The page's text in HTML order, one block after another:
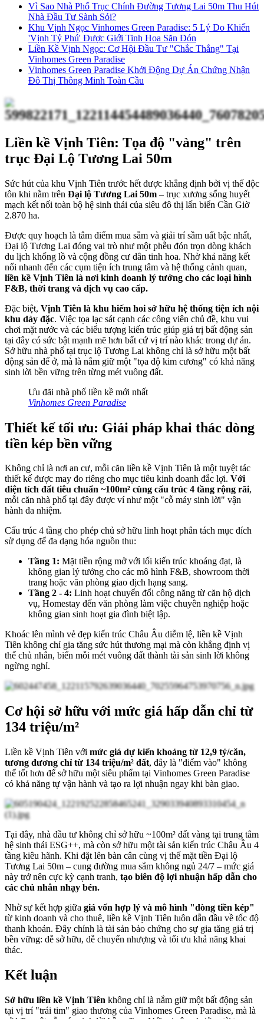
Vì Sao Nhà Phố Trục Chính Đường Tương Lai 50m Thu Hút
Nhà Đầu Tư Sành Sỏi?
Khu Vịnh Ngọc Vinhomes Green Paradise: 5 Lý Do Khiến
'Vịnh Tỷ Phú' Được Giới Tinh Hoa Săn Đón
Liền Kề Vịnh Ngọc: Cơ Hội Đầu Tư "Chắc Thắng" Tại
Vinhomes Green Paradise
Vinhomes Green Paradise Khởi Động Dự Án Chứng Nhận
Đô Thị Thông Minh Toàn Cầu
Liền kề Vịnh Tiên: Tọa độ "vàng" trên
trục Đại Lộ Tương Lai 50m
Sức hút của khu Vịnh Tiên trước hết được khẳng định bởi vị thế độc
tôn khi nằm trên Đại lộ Tương Lai 50m – trục xương sống huyết
mạch kết nối toàn bộ hệ sinh thái của siêu đô thị lấn biển Cần Giờ
2.870 ha.
Được quy hoạch là tâm điểm mua sắm và giải trí sầm uất bậc nhất,
Đại lộ Tương Lai đóng vai trò như một phễu đón trọn dòng khách
du lịch khổng lồ và cộng đồng cư dân tinh hoa. Nhờ khả năng kết
nối nhanh đến các cụm tiện ích trung tâm và hệ thống cảnh quan,
liền kề Vịnh Tiên là nơi kinh doanh lý tưởng cho các loại hình
F&B, thời trang và dịch vụ cao cấp.
Đặc biệt, Vịnh Tiên là khu hiếm hoi sở hữu hệ thống tiện ích nội
khu dày đặc. Việc tọa lạc sát cạnh các công viên chủ đề, khu vui
chơi mặt nước và các biểu tượng kiến trúc giúp giá trị bất động sản
tại đây có sức bật mạnh mẽ hơn bất cứ vị trí nào khác trong dự án.
Sở hữu nhà phố tại trục lộ Tương Lai không chỉ là sở hữu một bất
động sản để ở, mà là nắm giữ một "tọa độ kim cương" có khả năng
sinh lời bền vững trên từng mét vuông đất.
Ưu đãi nhà phố liền kề mới nhất
Vinhomes Green Paradise
Thiết kế tối ưu: Giải pháp khai thác dòng
tiền kép bền vững
Không chỉ là nơi an cư, mỗi căn liền kề Vịnh Tiên là một tuyệt tác
thiết kế được may đo riêng cho mục tiêu kinh doanh đắc lợi. Với
diện tích đất tiêu chuẩn ~100m² cùng cấu trúc 4 tầng rộng rãi,
mỗi căn nhà phố tại đây được ví như một "cỗ máy sinh lời" vận
hành đa nhiệm.
Cấu trúc 4 tầng cho phép chủ sở hữu linh hoạt phân tách mục đích
sử dụng để đa dạng hóa nguồn thu:
Tầng 1: Mặt tiền rộng mở với lối kiến trúc khoáng đạt, là
không gian lý tưởng cho các mô hình F&B, showroom thời
trang hoặc văn phòng giao dịch hạng sang.
Tầng 2 - 4: Linh hoạt chuyển đổi công năng từ căn hộ dịch
vụ, Homestay đến văn phòng làm việc chuyên nghiệp hoặc
không gian sinh hoạt gia đình biệt lập.
Khoác lên mình vẻ đẹp kiến trúc Châu Âu diễm lệ, liền kề Vịnh
Tiên không chỉ gia tăng sức hút thương mại mà còn khẳng định vị
thế chủ nhân, biến mỗi mét vuông đất thành tài sản sinh lời không
ngừng nghỉ.
Cơ hội sở hữu với mức giá hấp dẫn chỉ từ
134 triệu/m²
Liền kề Vịnh Tiên với mức giá dự kiến khoảng từ 12,9 tỷ/căn,
tương đương chỉ từ 134 triệu/m² đất, đây là "điểm vào" không
thể tốt hơn để sở hữu một siêu phẩm tại Vinhomes Green Paradise
có khả năng tự vận hành và tạo ra lợi nhuận ngay khi bàn giao.
Tại đây, nhà đầu tư không chỉ sở hữu ~100m² đất vàng tại trung tâm
hệ sinh thái ESG++, mà còn sở hữu một tài sản kiến trúc Châu Âu 4
tầng kiêu hãnh. Khi đặt lên bàn cân cùng vị thế mặt tiền Đại lộ
Tương Lai 50m – cung đường mua sắm không ngủ 24/7 – mức giá
này trở nên cực kỳ cạnh tranh, tạo biên độ lợi nhuận hấp dẫn cho
các chủ nhân nhạy bén.
Nhờ sự kết hợp giữa giá vốn hợp lý và mô hình "dòng tiền kép"
từ kinh doanh và cho thuê, liền kề Vịnh Tiên luôn dẫn đầu về tốc độ
thanh khoản. Đây chính là tài sản bảo chứng cho sự gia tăng giá trị
bền vững: dễ sở hữu, dễ chuyển nhượng và tối ưu khả năng khai
thác.
Kết luận
Sở hữu liền kề Vịnh Tiên không chỉ là nắm giữ một bất động sản
tại vị trí "trái tim" giao thương của Vinhomes Green Paradise, mà là